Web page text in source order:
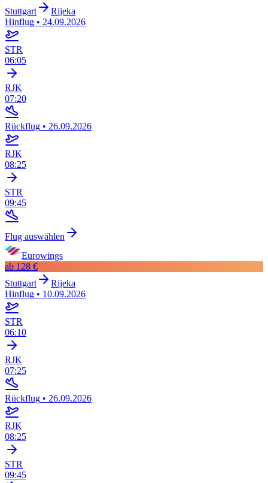
Stuttgart
Rijeka
Hinflug • 24.09.2026
STR
06:05
RJK
07:20
Rückflug • 26.09.2026
RJK
08:25
STR
09:45
Flug auswählen
Eurowings
ab 128 €
Stuttgart
Rijeka
Hinflug • 10.09.2026
STR
06:10
RJK
07:25
Rückflug • 26.09.2026
RJK
08:25
STR
09:45